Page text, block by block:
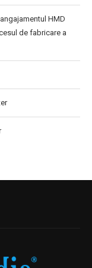
HMD
de fabricare a